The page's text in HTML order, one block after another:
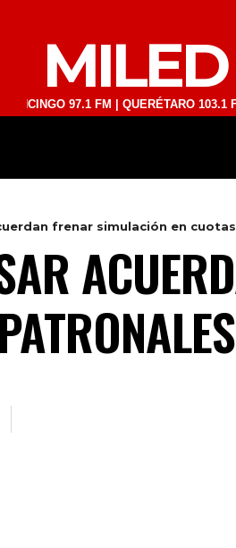
97.1 FM | QUERÉTARO 103.1 FM |
frenar simulación en